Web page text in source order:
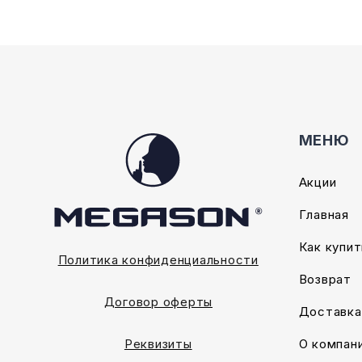
Политика конфиденциальности
Договор оферты
Реквизиты
МЕНЮ
Акции
Главная
Как
Возврат
Доставка
О